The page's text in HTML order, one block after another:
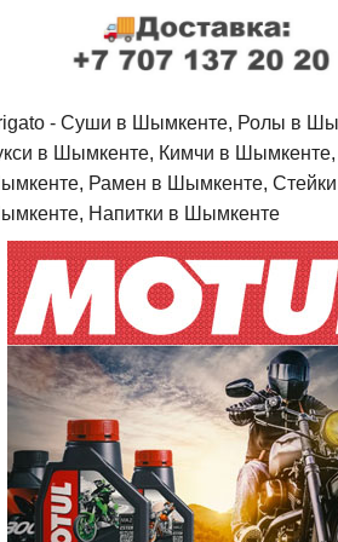
- Cуши в Шымкенте, Ролы в
в Шымкенте, Кимчи в
Рамен в Шымкенте, Стейки
Напитки в Шымкенте